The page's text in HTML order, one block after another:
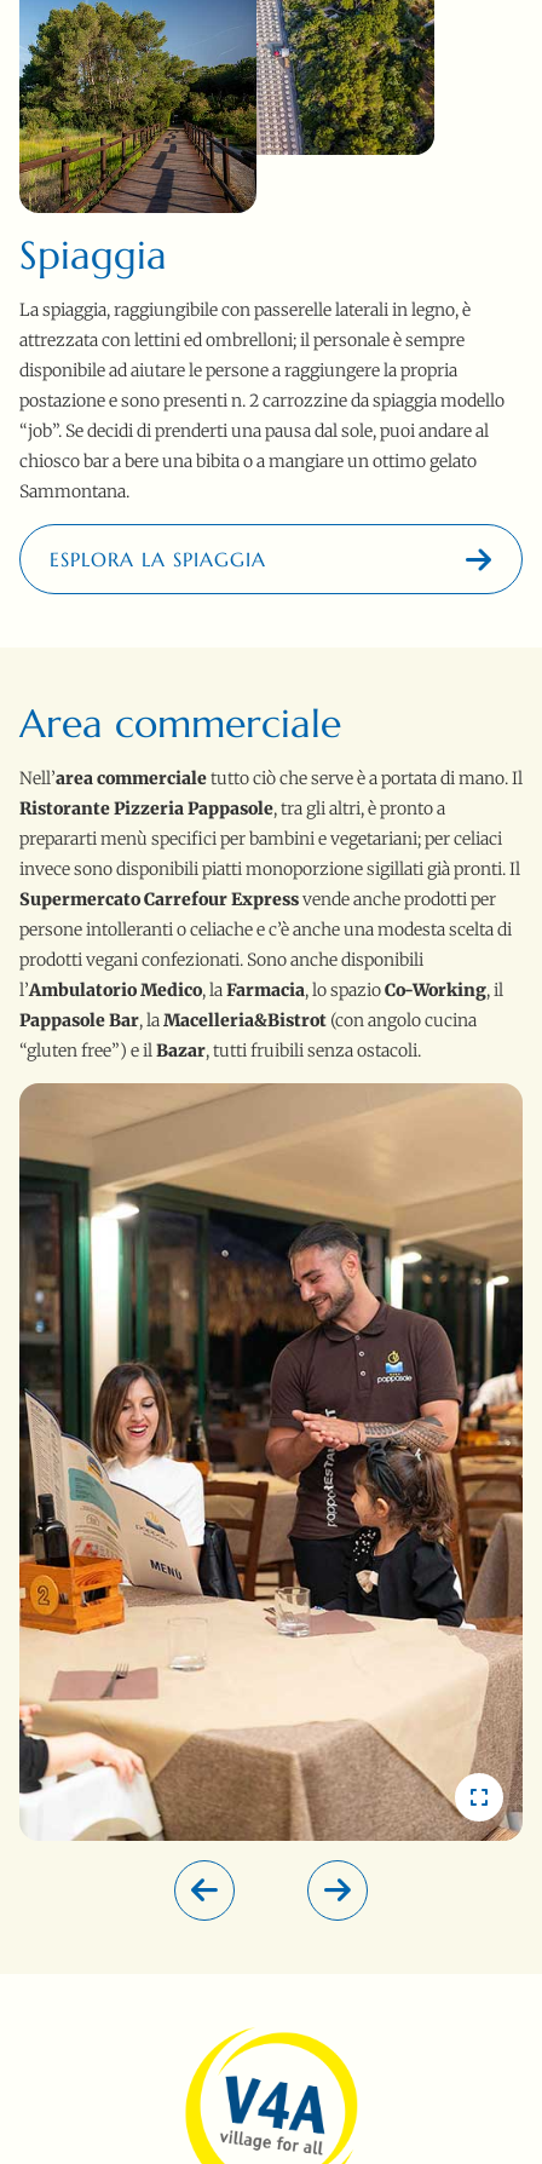
Spiaggia
La spiaggia, raggiungibile con passerelle laterali in legno, è
attrezzata con lettini ed ombrelloni; il personale è sempre
disponibile ad aiutare le persone a raggiungere la propria
postazione e sono presenti n. 2 carrozzine da spiaggia modello
“job”. Se decidi di prenderti una pausa dal sole, puoi andare al
chiosco bar a bere una bibita o a mangiare un ottimo gelato
Sammontana.
ESPLORA LA SPIAGGIA
Area commerciale
Nell’area commercialetutto ciò che serve è a portata di mano. Il
Ristorante Pizzeria Pappasole, tra gli altri, è pronto a
prepararti menù specifici per bambini e vegetariani; per celiaci
invece sono disponibili piatti monoporzione sigillati già pronti. Il
Supermercato Carrefour Expressvende anche prodotti per
persone intolleranti o celiache e c’è anche una modesta scelta di
prodotti vegani confezionati. Sono anche disponibili
l’Ambulatorio Medico, laFarmacia, lo spazioCo-Working, il
Pappasole Bar, laMacelleria&Bistrot (con angolo cucina
“gluten free”) e ilBazar, tutti fruibili senza ostacoli.